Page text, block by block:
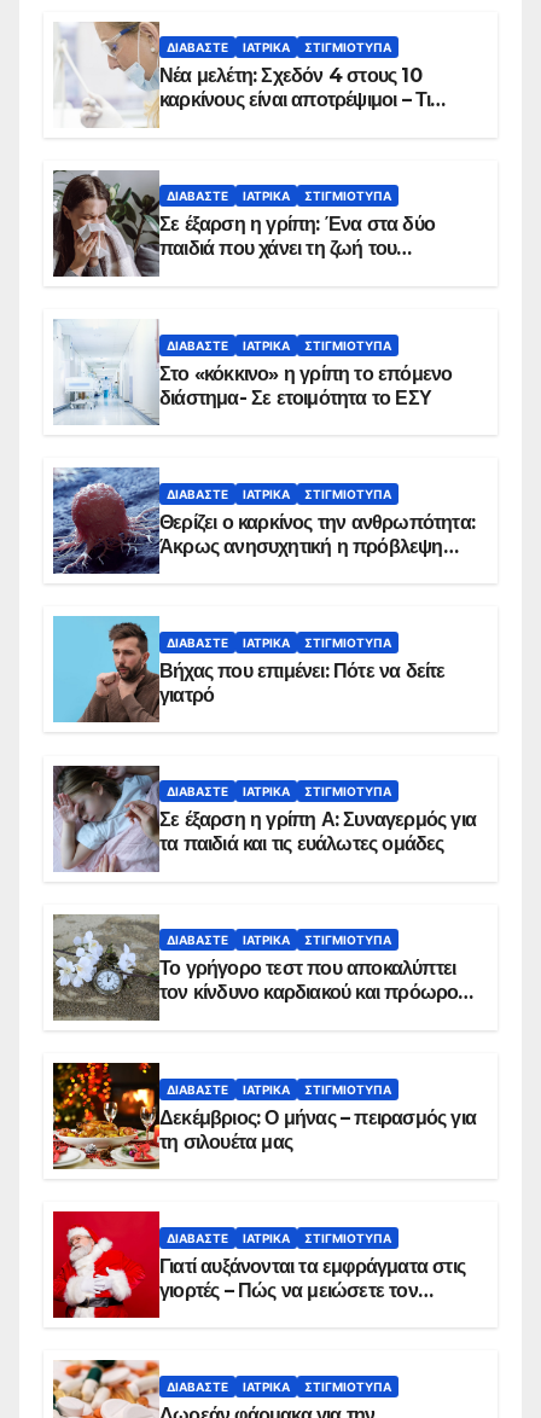
ΔΙΑΒΆΣΤΕ ΙΑΤΡΙΚΆ ΣΤΙΓΜΙΌΤΥΠΑ
Νέα μελέτη: Σχεδόν 4 στους 10
καρκίνους είναι αποτρέψιμοι – Τι
ΔΙΑΒΆΣΤΕ ΙΑΤΡΙΚΆ ΣΤΙΓΜΙΌΤΥΠΑ
Σε έξαρση η γρίπη: Ένα στα δύο
παιδιά που χάνει τη ζωή του
ΔΙΑΒΆΣΤΕ ΙΑΤΡΙΚΆ ΣΤΙΓΜΙΌΤΥΠΑ
Στο «κόκκινο» η γρίπη το επόμενο
διάστημα- Σε ετοιμότητα το ΕΣΥ
ΔΙΑΒΆΣΤΕ ΙΑΤΡΙΚΆ ΣΤΙΓΜΙΌΤΥΠΑ
Θερίζει ο καρκίνος την ανθρωπότητα:
Άκρως ανησυχητική η πρόβλεψη…
ΔΙΑΒΆΣΤΕ ΙΑΤΡΙΚΆ ΣΤΙΓΜΙΌΤΥΠΑ
Βήχας που επιμένει: Πότε να δείτε
γιατρό
ΔΙΑΒΆΣΤΕ ΙΑΤΡΙΚΆ ΣΤΙΓΜΙΌΤΥΠΑ
Σε έξαρση η γρίπη Α: Συναγερμός για
τα παιδιά και τις ευάλωτες ομάδες
ΔΙΑΒΆΣΤΕ ΙΑΤΡΙΚΆ ΣΤΙΓΜΙΌΤΥΠΑ
Το γρήγορο τεστ που αποκαλύπτει
τον κίνδυνο καρδιακού και πρόωρου
ΔΙΑΒΆΣΤΕ ΙΑΤΡΙΚΆ ΣΤΙΓΜΙΌΤΥΠΑ
Δεκέμβριος: Ο μήνας – πειρασμός για
τη σιλουέτα μας
ΔΙΑΒΆΣΤΕ ΙΑΤΡΙΚΆ ΣΤΙΓΜΙΌΤΥΠΑ
Γιατί αυξάνονται τα εμφράγματα στις
γιορτές – Πώς να μειώσετε τον
ΔΙΑΒΆΣΤΕ ΙΑΤΡΙΚΆ ΣΤΙΓΜΙΌΤΥΠΑ